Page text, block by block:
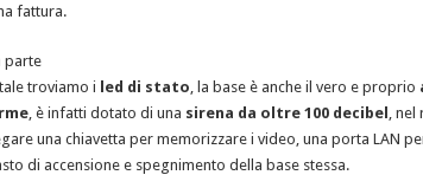
fattura.
parte
troviamo i led di stato , la base è anche il vero e proprio
, è infatti dotato di una sirena da oltre 100 decibel
,
una chiavetta per memorizzare i video, una porta LAN
di accensione e spegnimento della base stessa.